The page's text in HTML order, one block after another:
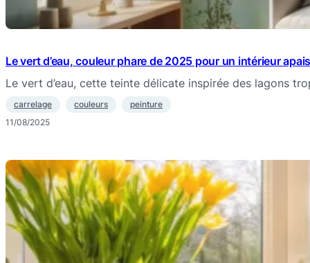
Le vert d’eau, couleur phare de 2025 pour un intérieur
Le vert d’eau, cette teinte délicate inspirée des lagons
carrelage couleurs
peinture
11/08/2025